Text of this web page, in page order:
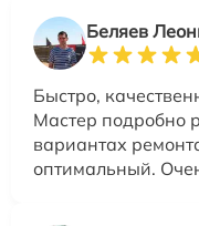
Беляев
Быстро,
Мастер подробно
вариантах
оптимальный.